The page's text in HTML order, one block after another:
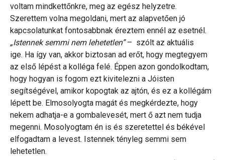
voltam mindkettőnkre, meg az egész helyzetre.
Szerettem volna megoldani, mert az alapvetően jó
kapcsolatunkat fontosabbnak éreztem ennél az esetnél.
„Istennek semmi nem lehetetlen”– szólt az aktuális
ige. Ha így van, akkor biztosan ad erőt, hogy megtegyem
az első lépést a kolléga felé. Éppen azon gondolkodtam,
hogy hogyan is fogom ezt kivitelezni a Jóisten
segítségével, amikor kopogtak az ajtón, és ez a kollégám
lépett be. Elmosolyogta magát és megkérdezte, hogy
nekem adhatja-e a gombalevesét, mert ő azt nem tudja
megenni. Mosolyogtam én is és szeretettel és békével
elfogadtam a levest. Istennek tényleg semmi sem
lehetetlen.